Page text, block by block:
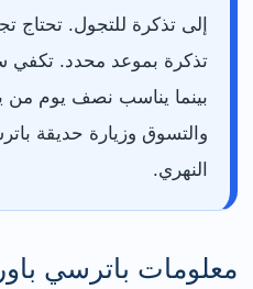
إلى تذكرة للتجول. تحتاج
تذكرة بموعد محدد. تكفي
بينما يناسب نصف يوم من
والتسوق وزيارة حديقة
النهري.
معلومات باترسي